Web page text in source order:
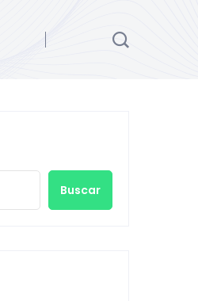
Buscar